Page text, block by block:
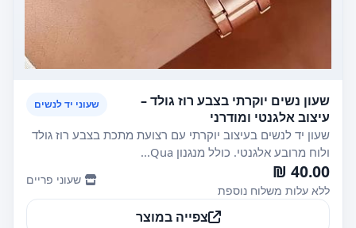
שעון נשים יוקרתי בצבע רוז גולד –
עיצוב אלגנטי ומודרני
שעוני יד לנשים
שעון יד לנשים בעיצוב יוקרתי עם רצועת מתכת בצבע רוז גולד
ולוח מרובע אלגנטי. כולל מנגנון Qua...
40.00 ₪
ללא עלות משלוח נוספת
שעוני פריים
צפייה במוצר